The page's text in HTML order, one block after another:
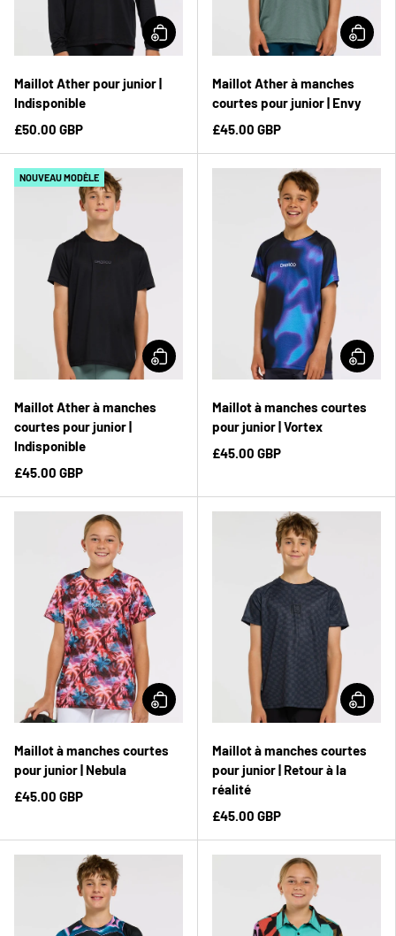
Maillot Ather pour junior |
Indisponible
£50.00 GBP
Maillot Ather à manches
courtes pour junior | Envy
£45.00 GBP
NOUVEAU MODÈLE
Maillot Ather à manches
courtes pour junior |
Indisponible
£45.00 GBP
Maillot à manches courtes
pour junior | Vortex
£45.00 GBP
Maillot à manches courtes
pour junior | Nebula
£45.00 GBP
Maillot à manches courtes
pour junior | Retour à la
réalité
£45.00 GBP